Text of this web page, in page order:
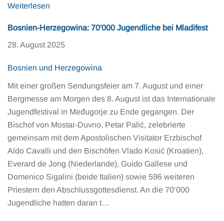
Weiterlesen
Bosnien-Herzegowina: 70'000 Jugendliche bei Mladifest
28. August 2025
Bosnien und Herzegowina
Mit einer großen Sendungsfeier am 7. August und einer
Bergmesse am Morgen des 8. August ist das Internationale
Jugendfestival in Međugorje zu Ende gegangen. Der
Bischof von Mostar-Duvno, Petar Palić, zelebrierte
gemeinsam mit dem Apostolischen Visitator Erzbischof
Aldo Cavalli und den Bischöfen Vlado Kosić (Kroatien),
Everard de Jong (Niederlande), Guido Gallese und
Domenico Sigalini (beide Italien) sowie 596 weiteren
Priestern den Abschlussgottesdienst. An die 70‘000
Jugendliche hatten daran t…